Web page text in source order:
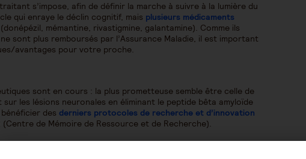
s’impose, afin de définir la marche à suivre à la lumière du
qui enraye le déclin cognitif, mais plusieurs médicaments
mémantine, rivastigmine, galantamine). Comme ils
sont plus remboursés par l’Assurance Maladie, il est important
avantages pour votre proche.
sont en cours : la plus prometteuse semble être celle de
les lésions neuronales en éliminant le peptide bêta amyloïde
des derniers protocoles de recherche et d’innovation
(Centre de Mémoire de Ressource et de Recherche).
?